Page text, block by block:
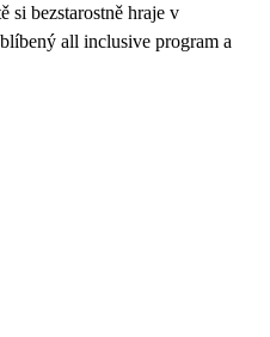
si bezstarostně hraje v
all inclusive program a